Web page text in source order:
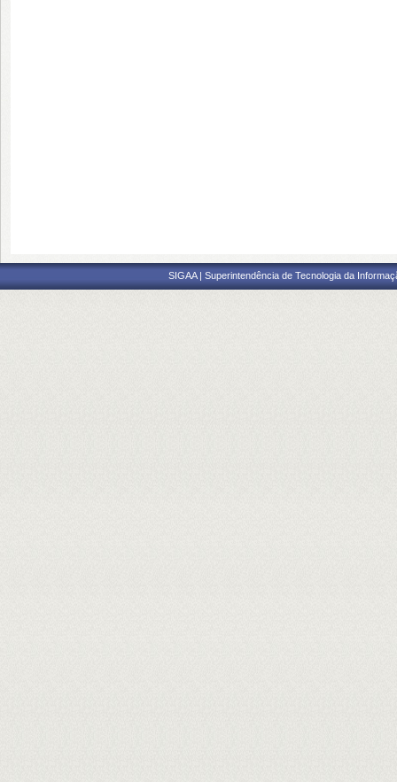
SIGAA | Superintendência de Tecnologia da